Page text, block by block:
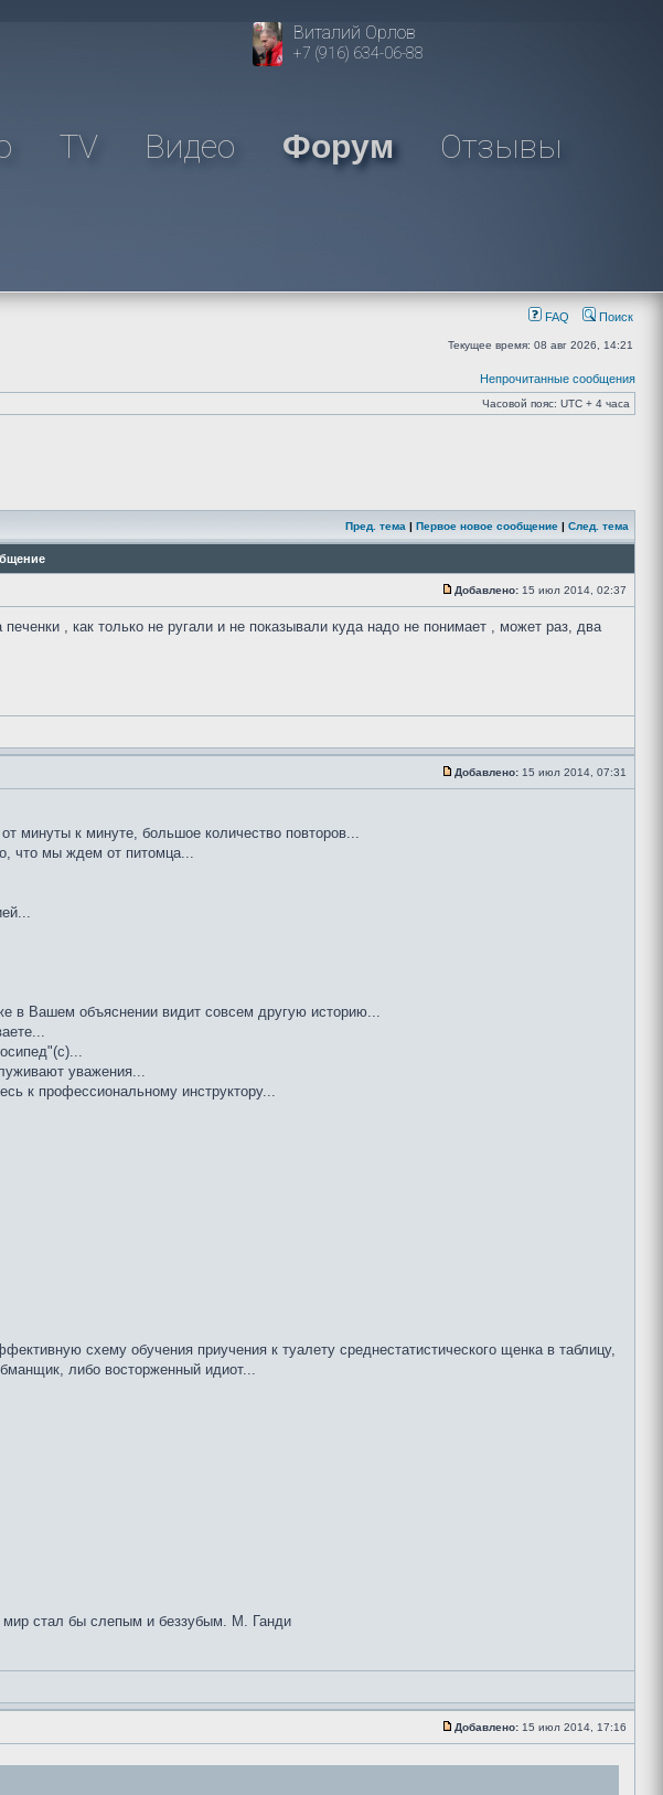
Виталий Орлов
+7 (916) 634-06-88
TV Видео Форум Отзывы
FAQ Поиск
Текущее время: 08 авг 2026, 14:21
Непрочитанные сообщения
Часовой пояс: UTC + 4 часа
Пред. тема | Первое новое сообщение | След. тема
Добавлено: 15 июл 2014, 02:37
, как только не ругали и не показывали куда надо не понимает , может раз, два
Добавлено: 15 июл 2014, 07:31
минуты к минуте, большое количество повторов...
что мы ждем от питомца...
в Вашем объяснении видит совсем другую историю...
уважения...
к профессиональному инструктору...
схему обучения приучения к туалету среднестатистического щенка в таблицу,
либо восторженный идиот...
мир стал бы слепым и беззубым. М. Ганди
Добавлено: 15 июл 2014, 17:16